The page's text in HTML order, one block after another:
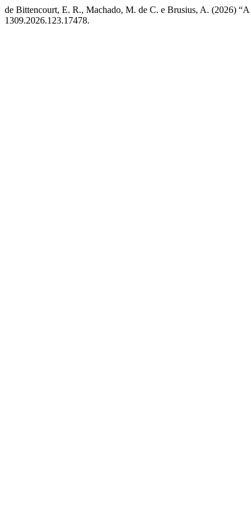
de Bittencourt, E. R., Machado, M. de C. e Brusius, A. (2026)
1309.2026.123.17478.